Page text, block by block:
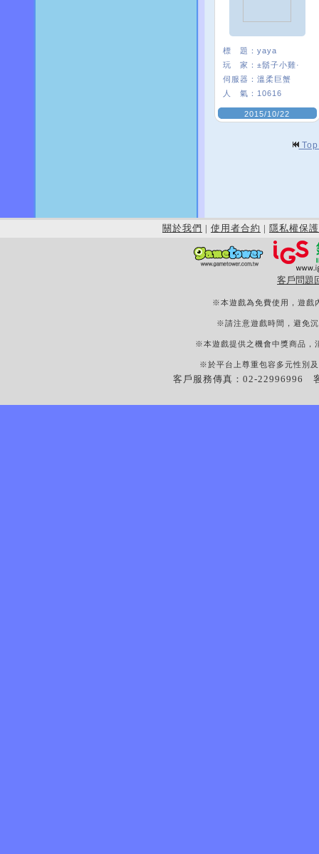
標 題： yaya
玩 家： ±鬍子小雞·
伺服器： 溫柔巨蟹
人 氣： 10616
2015/10/22
關於我們 | 使用者合約 | 隱私權保護
客戶問題
※本遊戲為免費使用，遊戲
※請注意遊戲時間，避免
※本遊戲提供之機會中獎商品，
※於平台上尊重包容多元性別
客戶服務傳真：02-22996996